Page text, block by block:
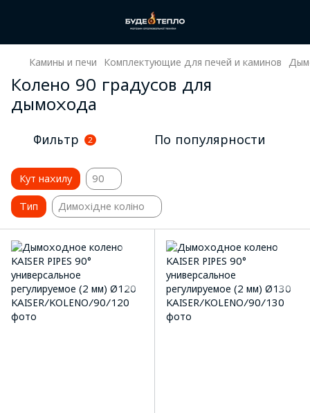
Камины и печи Комплектующие для печей и каминов
Колено 90 градусов для
дымохода
Фильтр 2 По популярности
Кут нахилу 90
Тип Димохідне коліно